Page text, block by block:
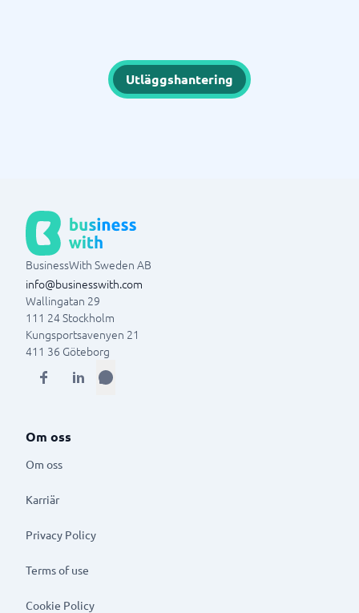
Utläggshantering
BusinessWith Sweden AB
info@businesswith.com
Wallingatan 29
111 24Stockholm
Kungsportsavenyen 21
411 36 Göteborg
Om oss
Om oss
Karriär
Privacy Policy
Terms of use
Cookie Policy